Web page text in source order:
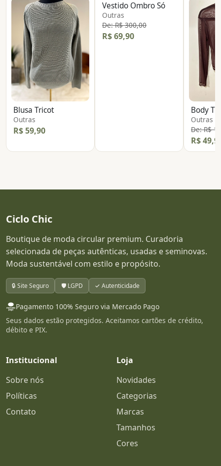
Blusa Tricot
Outras
R$ 59,90
Vestido Ombro Só
Outras
De: R$ 300,00
R$ 69,90
Body
Outras
De: R$
R$
Ciclo Chic
Boutique de moda circular premium. Curadoria
selecionada de peças autênticas, usadas e seminovas.
Moda sustentável com estilo e propósito.
🔒 Site Seguro 🛡️ LGPD ✓ Autenticidade
Pagamento 100% Seguro via Mercado Pago
Seus dados estão protegidos. Aceitamos cartões de crédito,
débito e PIX.
Institucional
Sobre nós
Políticas
Contato
Loja
Novidades
Categorias
Marcas
Tamanhos
Cores